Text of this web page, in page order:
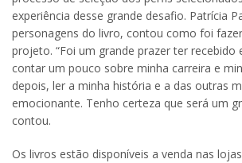
experiência desse grande desafio. Patrícia
personagens do livro, contou como foi
projeto. “Foi um grande prazer ter recebido
contar um pouco sobre minha carreira e
depois, ler a minha história e a das outras
emocionante. Tenho certeza que será um
contou.
Os livros estão disponíveis a venda nas